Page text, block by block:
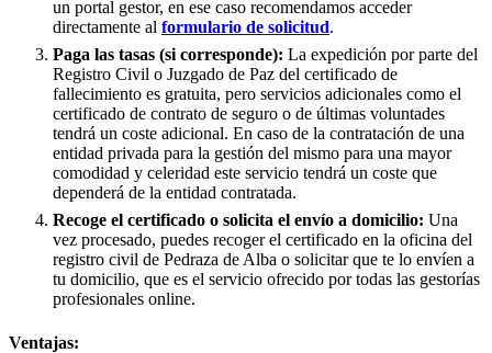
un portal gestor, en ese caso recomendamos acceder
directamente al formulario de solicitud.
Paga las tasas (si corresponde): La expedición por parte del
Registro Civil o Juzgado de Paz del certificado de
fallecimiento es gratuita, pero servicios adicionales como el
certificado de contrato de seguro o de últimas voluntades
tendrá un coste adicional. En caso de la contratación de una
entidad privada para la gestión del mismo para una mayor
comodidad y celeridad este servicio tendrá un coste que
dependerá de la entidad contratada.
Recoge el certificado o solicita el envío a domicilio: Una
vez procesado, puedes recoger el certificado en la oficina del
registro civil de Pedraza de Alba o solicitar que te lo envíen a
tu domicilio, que es el servicio ofrecido por todas las gestorías
profesionales online.
Ventajas: